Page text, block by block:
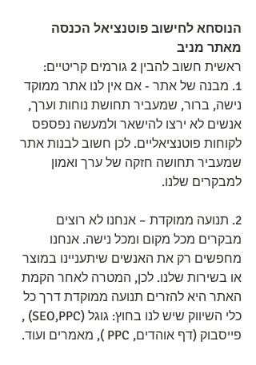
הנוסחא לחישוב פוטנציאל הכנסה
מאתר מניב
ראשית חשוב להבין 2 גורמים קריטיים:
1. מבנה של אתר - אם אין לנו אתר ממוקד
נישה, ברור, שמעביר תחושת נוחות וערך,
אנשים לא ירצו להישאר ולמעשה נפספס
לקוחות פוטנציאליים. לכן חשוב לבנות אתר
שמעביר תחושה חזקה של ערך ואמון
למבקרים שלנו.
2. תנועה ממוקדת – אנחנו לא רוצים
מבקרים מכל מקום ומכל נישה. אנחנו
מחפשים רק את האנשים שיתעניינו במוצר
או בשירות שלנו. לכן, המטרה לאחר הקמת
האתר היא להזרים תנועה ממוקדת דרך כל
כלי השיווק שיש לנו בחוץ: גוגל (SEO,PPC) ,
פייסבוק (דף אוהדים, PPC ), מאמרים ועוד.